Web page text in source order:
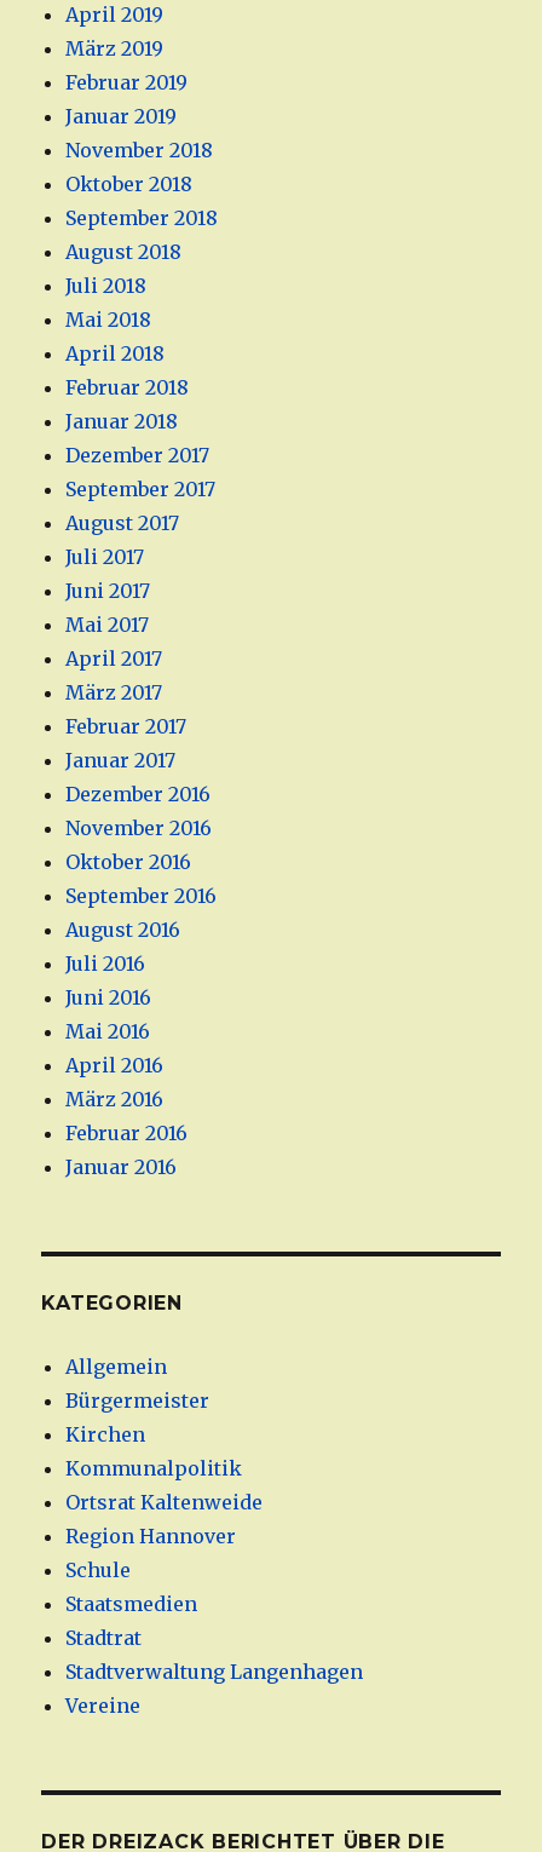
April 2019
März 2019
Februar 2019
Januar 2019
November 2018
Oktober 2018
September 2018
August 2018
Juli 2018
Mai 2018
April 2018
Februar 2018
Januar 2018
Dezember 2017
September 2017
August 2017
Juli 2017
Juni 2017
Mai 2017
April 2017
März 2017
Februar 2017
Januar 2017
Dezember 2016
November 2016
Oktober 2016
September 2016
August 2016
Juli 2016
Juni 2016
Mai 2016
April 2016
März 2016
Februar 2016
Januar 2016
KATEGORIEN
Allgemein
Bürgermeister
Kirchen
Kommunalpolitik
Ortsrat Kaltenweide
Region Hannover
Schule
Staatsmedien
Stadtrat
Stadtverwaltung Langenhagen
Vereine
DER DREIZACK BERICHTET ÜBER DIE